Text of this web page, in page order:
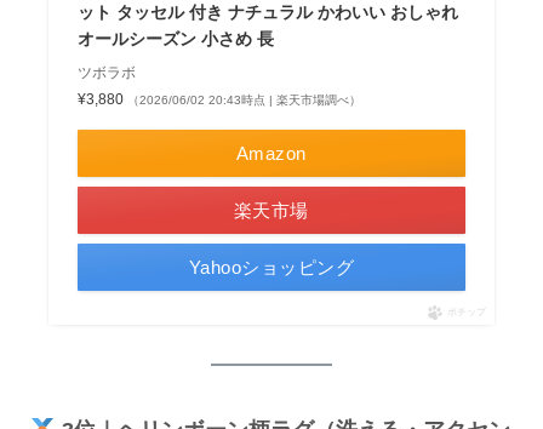
ット タッセル 付き ナチュラル かわいい おしゃれ
オールシーズン 小さめ 長
ツボラボ
¥3,880
（2026/06/02 20:43時点 | 楽天市場調べ）
Amazon
楽天市場
Yahooショッピング
ポチップ